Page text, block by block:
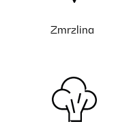
Zmrzlina